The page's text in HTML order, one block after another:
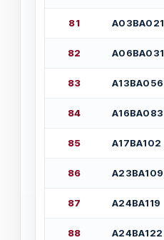
81 А03ВА021
82 А06ВА031
83 А13ВА056
84 А16ВА083
85 А17ВА102
86 А23ВА109
87 А24ВА119
88 А24ВА122